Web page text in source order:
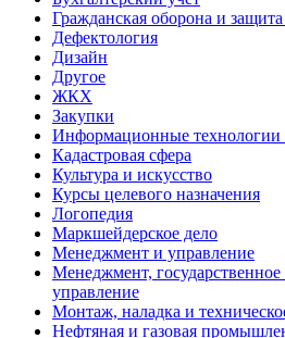
Гражданская оборона и
Дефектология
Дизайн
Другое
ЖКХ
Закупки
Информационные технологии
Кадастровая сфера
Культура и искусство
Курсы целевого назначения
Логопедия
Маркшейдерское дело
Менеджмент и управление
Менеджмент,
управление
Монтаж, наладка и
Нефтяная и газовая